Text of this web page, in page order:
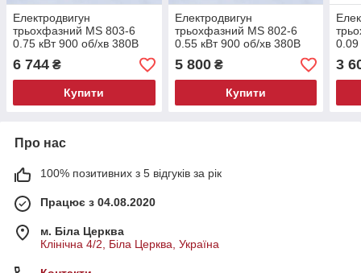
Електродвигун
трьохфазний MS 803-6
0.75 кВт 900 об/хв 380В
6 744 ₴
Купити
Електродвигун
трьохфазний MS 802-6
0.55 кВт 900 об/хв 380В
5 800₴
Купити
0.09
3
Про нас
100% позитивних з 5 відгуків за рік
Працює з 04.08.2020
м. Біла Церква
Клінічна 4/2, Біла Церква, Україна